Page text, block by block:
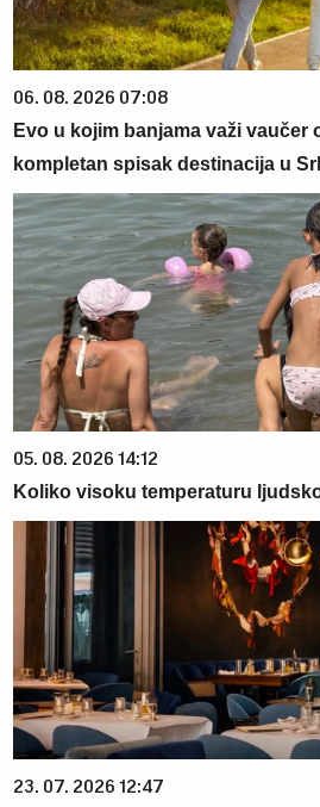
06. 08. 2026 07:08
Evo u kojim banjama važi vaučer
kompletan spisak destinacija u
05. 08. 2026 14:12
Koliko visoku temperaturu
23. 07. 2026 12:47